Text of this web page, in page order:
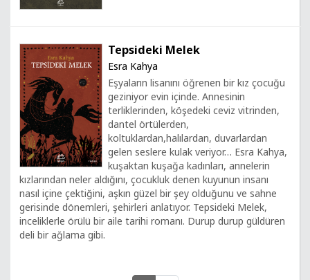
Tepsideki Melek
Esra Kahya
Eşyaların lisanını öğrenen bir kız çocuğu
geziniyor evin içinde. Annesinin
terliklerinden, köşedeki ceviz vitrinden,
dantel örtülerden,
koltuklardan,halılardan, duvarlardan
gelen seslere kulak veriyor… Esra Kahya,
kuşaktan kuşağa kadınları, annelerin
kızlarından neler aldığını, çocukluk denen kuyunun insanı
nasıl içine çektiğini, aşkın güzel bir şey olduğunu ve sahne
gerisinde dönemleri, şehirleri anlatıyor. Tepsideki Melek,
inceliklerle örülü bir aile tarihi romanı. Durup durup güldüren
deli bir ağlama gibi.